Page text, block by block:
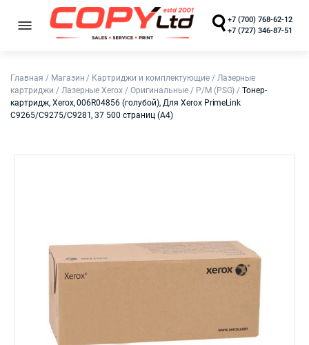
+7 (700) 768-62-12
+7 (727) 346-87-51
Главная / Магазин / Картриджи и комплектующие/ Лазерные
картриджи / Лазерные Xerox /Оригинальные/ Р/М (PSG) /Тонер-
картридж, Xerox, 006R04856 (голубой), Для Xerox PrimeLink
C9265/C9275/C9281, 37 500 страниц (А4)